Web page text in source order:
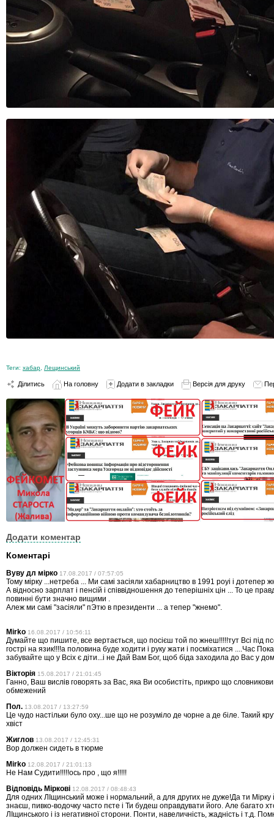
Теги: хабар Лещинський
Ділитись На головну Додати в закладки Версія для друку
Додати коментар
Коментарі
Вуву дл мірко 17.08.2017 / 07:57:05
Тому мірку ...нетреба ... Ми самі засіяли хабарництво в 1991 роуі і дотепер
А відносно зарплат і пенсій і співвідношення до теперішніх цін ... То це
повинні бути значно вищими .
Алеж ми самі "засіяли" пЭтю в президенти ... а тепер "жнемо".
Mirko 16.08.2017 / 10:56:11
Думайте що пишите, все вертається, що посієш той по жнеш!!!!!тут Всі під
гострі на язик!!!!а половина буде ходити і руку жати і посміхатися ....Час
забувайте що у Всіх є діти...і не Дай Вам Бог, щоб біда заходила до Вас у
Вікторія 15.08.2017 / 21:01:45
Ганно, Ваш вислів говорять за Вас, яка Ви особистіть, прикро що
обмежений
Пол. 13.08.2017 / 13:27:59
Це чудо настільки було оху...ше що не розуміло де чорне а де біле. Такий
хвіст
Жиглов 13.08.2017 / 12:45:31
Вор должен сидеть в тюрме
Mirko 12.08.2017 / 21:01:13
Не Нам Судити!!!!!ось про , що я!!!!!
Відповідь Міркові 12.08.2017 / 08:48:43
Для одних ЛІщинський може і нормальний, а для других не дуже!Да ти Мірку
знаєш, пивко-водочку часто пєте і Ти будеш оправдувати його. Але багато
ЛІщинського і із негативної сторони. Понти, навеличність, жадність і т.д.